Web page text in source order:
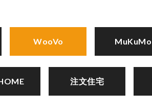
WooVo MuKuMo
注文住宅